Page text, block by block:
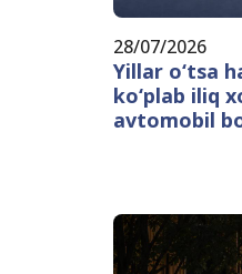
28/07/2026
Yillar o‘tsa
ko‘plab iliq
avtomobil